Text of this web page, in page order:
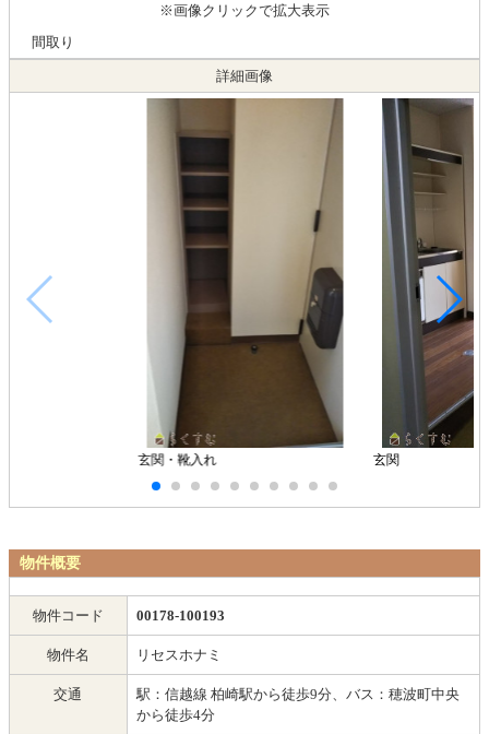
※画像クリックで拡大表示
間取り
詳細画像
玄関・靴入れ 玄関
物件概要
物件コード 00178-100193
物件名 リセスホナミ
交通
駅：信越線 柏崎駅から徒歩9分、バス：穂波町中央
から徒歩4分